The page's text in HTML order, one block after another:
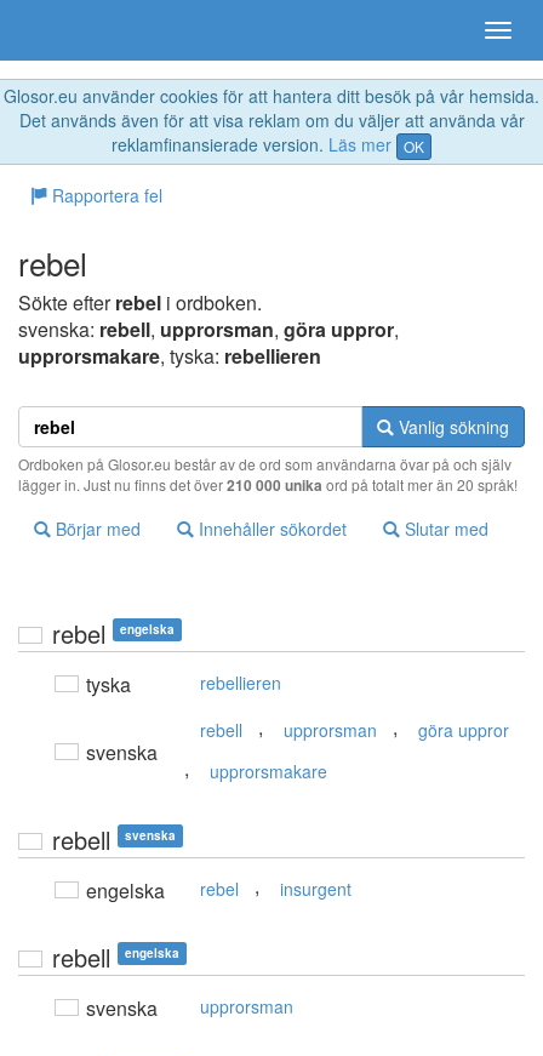
Glosor.eu använder cookies för att hantera ditt besök på vår hemsida.
Det används även för att visa reklam om du väljer att använda vår
reklamfinansierade version. Läs mer OK
Rapportera fel
rebel
Sökte efterrebel i ordboken.
svenska: rebell, upprorsman, göra uppror,
upprorsmakare, tyska: rebellieren
Vanlig sökning
Ordboken på Glosor.eu består av de ord som användarna övar på och själv
lägger in. Just nu finns det över210 000 unika ord på totalt mer än 20 språk!
Börjar med Innehåller sökordet Slutar med
rebel engelska
tyska rebellieren
svenska
rebell , upprorsman , göra uppror
, upprorsmakare
rebell svenska
engelska rebel , insurgent
rebell engelska
svenska upprorsman